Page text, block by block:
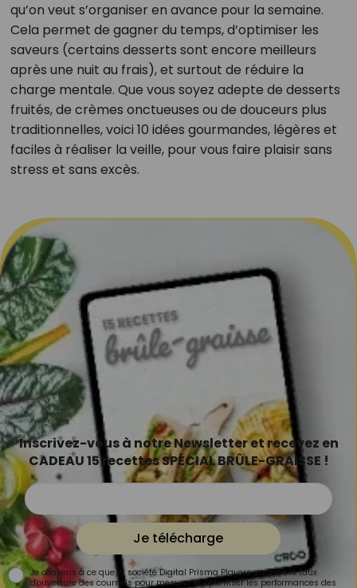
qu’on veut s’organiser en avance pour la semaine.
Cela permet de gagner du temps, d’optimiser les
saveurs (certains desserts sont encore meilleurs
après une nuit au frais), et surtout de réduire la
charge mentale. Que vous soyez adepte de desserts
fruités, de crèmes onctueuses ou de douceurs plus
traditionnelles, voici 10 idées gourmandes, légères et
faciles à réaliser la veille, pour vous faire plaisir sans
stress et sans excès.
Inscrivez-vous à notre Newsletter et recevez en
CADEAU 15 recettes SPÉCIAL BRÛLE-GRAISSE !
Je télécharge
Je consens à ce que la société Digital Prisma Players analyse le taux
d'ouverture des courriels pour mesurer et optimiser les performances des